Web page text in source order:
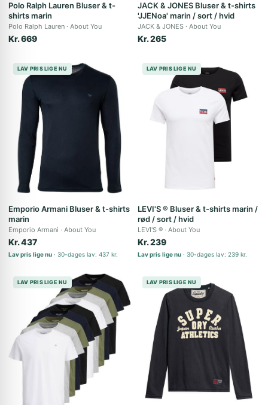
Polo Ralph Lauren Bluser & t-
shirts marin
Polo Ralph Lauren About You
Kr. 669
JACK & JONES Bluser & t-shirts
'JJENoa' marin / sort / hvid
JACK & JONES About You
Kr. 265
LAV PRIS LIGE NU
Emporio Armani Bluser & t-shirts
marin
Emporio Armani About You
Kr. 437
Lav pris lige nu 30-dages lav: 437 kr.
LAV PRIS LIGE NU
LEVI'S ® Bluser & t-shirts marin /
rød / sort / hvid
LEVI'S ® About You
Kr. 239
Lav pris lige nu 30-dages lav: 239 kr.
LAV PRIS LIGE NU LAV PRIS LIGE NU